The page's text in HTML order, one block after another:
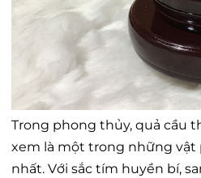
Trong phong thủy, quả cầu
xem là một trong những vật
nhất. Với sắc tím huyền bí,